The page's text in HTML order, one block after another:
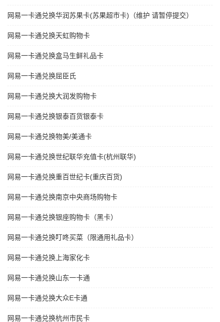
网易一卡通兑换华润苏果卡(苏果超市卡)（维护 请暂停提交）
网易一卡通兑换天虹购物卡
网易一卡通兑换盒马生鲜礼品卡
网易一卡通兑换屈臣氏
网易一卡通兑换大润发购物卡
网易一卡通兑换银泰百货银泰卡
网易一卡通兑换物美/美通卡
网易一卡通兑换世纪联华充值卡(杭州联华)
网易一卡通兑换重百世纪卡(重庆百货)
网易一卡通兑换南京中央商场购物卡
网易一卡通兑换银座购物卡（黑卡）
网易一卡通兑换叮咚买菜（限通用礼品卡）
网易一卡通兑换上海家化卡
网易一卡通兑换山东一卡通
网易一卡通兑换大众E卡通
网易一卡通兑换杭州市民卡